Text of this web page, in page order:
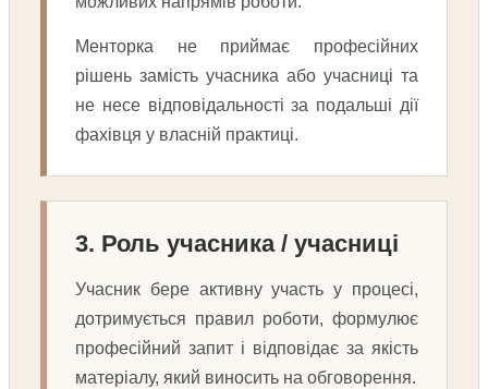
Менторка не приймає професійних
рішень замість учасника або учасниці та
не несе відповідальності за подальші дії
фахівця у власній практиці.
3. Роль учасника / учасниці
Учасник бере активну участь у процесі,
дотримується правил роботи, формулює
професійний запит і відповідає за якість
матеріалу, який виносить на обговорення.